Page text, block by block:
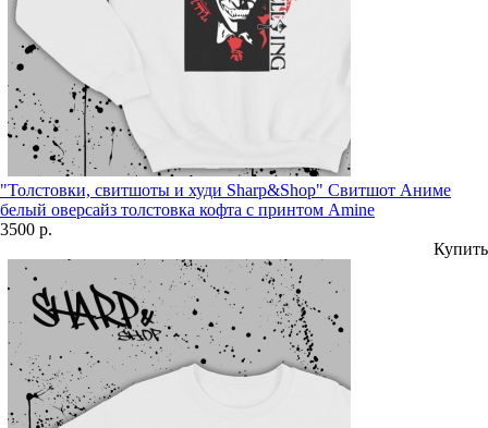
"Толстовки, свитшоты и худи Sharp&Shop" Свитшот Аниме
белый оверсайз толстовка кофта с принтом Amine
3500 р.
Купить